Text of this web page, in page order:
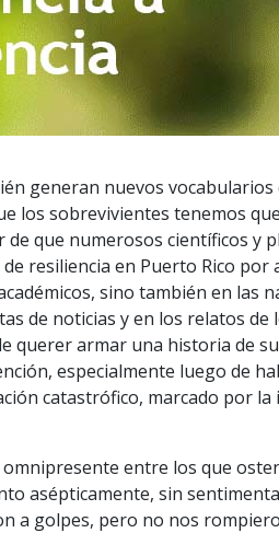
generan nuevos vocabularios
los sobrevivientes tenemos
de que numerosos científicos y
resiliencia en Puerto Rico por
sino también en las
de noticias y en los relatos de
querer armar una historia de
especialmente luego de
catastrófico, marcado por la
entre los que
asépticamente, sin
a golpes, pero no nos